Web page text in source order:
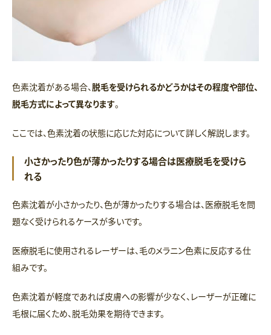
色素沈着がある場合、 脱毛を受けられるかどうかはその程度や部位、
脱毛方式によって異なります。
ここでは、色素沈着の状態に応じた対応について詳しく解説します。
小さかったり色が薄かったりする場合は医療脱毛を受けら
れる
色素沈着が小さかったり、色が薄かったりする場合は、医療脱毛を問
題なく受けられるケースが多いです。
医療脱毛に使用されるレーザーは、毛のメラニン色素に反応する仕
組みです。
色素沈着が軽度であれば皮膚への影響が少なく、レーザーが正確に
毛根に届くため、脱毛効果を期待できます。